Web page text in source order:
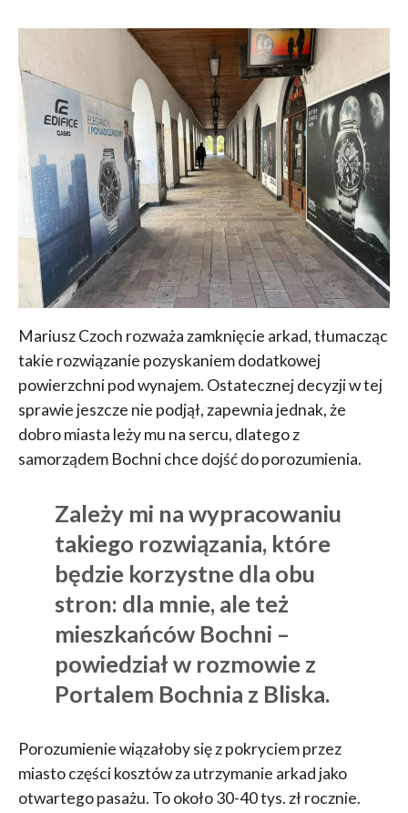
Mariusz Czoch rozważa zamknięcie arkad, tłumacząc
takie rozwiązanie pozyskaniem dodatkowej
powierzchni pod wynajem. Ostatecznej decyzji w tej
sprawie jeszcze nie podjął, zapewnia jednak, że
dobro miasta leży mu na sercu, dlatego z
samorządem Bochni chce dojść do porozumienia.
Zależy mi na wypracowaniu
takiego rozwiązania, które
będzie korzystne dla obu
stron: dla mnie, ale też
mieszkańców Bochni –
powiedział w rozmowie z
Portalem Bochnia z Bliska.
Porozumienie wiązałoby się z pokryciem przez
miasto części kosztów za utrzymanie arkad jako
otwartego pasażu. To około 30-40 tys. zł rocznie.